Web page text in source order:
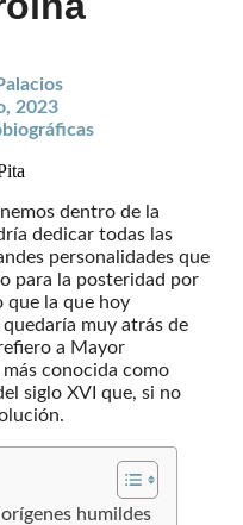
2023
dentro de la
dedicar todas las
personalidades que
para la posteridad por
que la que hoy
muy atrás de
a Mayor
más conocida como
siglo XVI que, si no
humildes